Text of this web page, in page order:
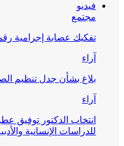
فيديو
مجتمع
تفكيك عصابة إجرامية
آراء
بلاغ بشأن جدل تنظيم
آراء
انتخاب الدكتور توفيق
للدراسات الإنسانية